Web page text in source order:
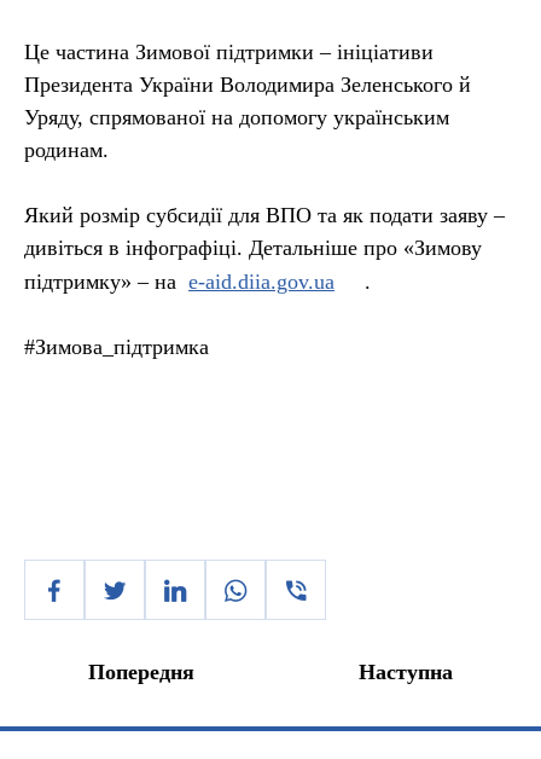
Це частина Зимової підтримки – ініціативи
Президента України Володимира Зеленського й
Уряду, спрямованої на допомогу українським
родинам.
Який розмір субсидії для ВПО та як подати заяву –
дивіться в інфографіці. Детальніше про «Зимову
підтримку» – на e-aid.diia.gov.ua .
#Зимова_підтримка
Попередня Наступна